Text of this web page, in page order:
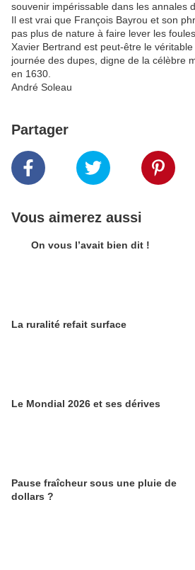
souvenir impérissable dans les annales
Il est vrai que François Bayrou et son
pas plus de nature à faire lever les
Xavier Bertrand est peut-être le
journée des dupes, digne de la célèbre
en 1630.
André Soleau
Partager
Vous aimerez aussi
On vous l’avait bien dit !
Le Mondial 2026 et ses dérives
Pause fraîcheur sous une pluie de
dollars ?